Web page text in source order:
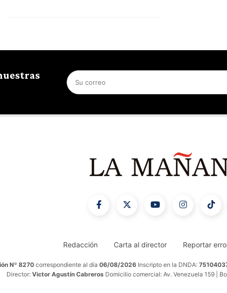
Redacción Carta al director Reportar
Nº 8270correspondiente al día 06/08/2026 Inscripto en la DNDA:
Director: Victor Agustín Cabreros Domicilio comercial: Av. Venezuela 159 |